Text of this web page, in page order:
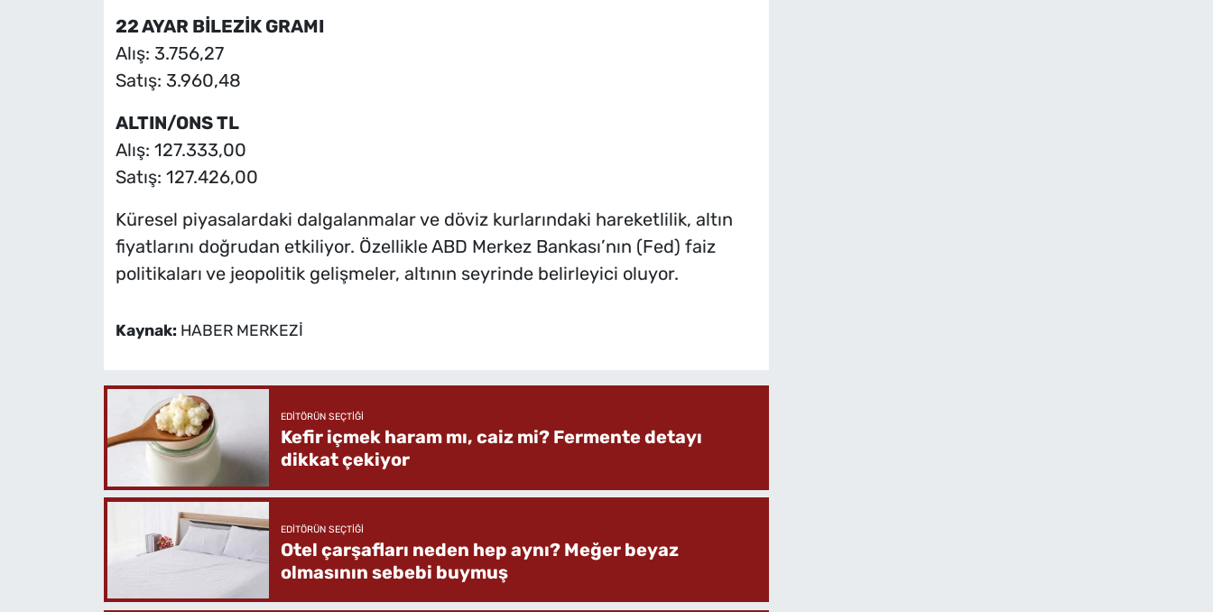
22 AYAR BİLEZİK GRAMI
Alış: 3.756,27
Satış: 3.960,48
ALTIN/ONS TL
Alış: 127.333,00
Satış: 127.426,00
Küresel piyasalardaki dalgalanmalar ve döviz kurlarındaki hareketlilik, altın
fiyatlarını doğrudan etkiliyor. Özellikle ABD Merkez Bankası’nın (Fed) faiz
politikaları ve jeopolitik gelişmeler, altının seyrinde belirleyici oluyor.
Kaynak: HABER MERKEZİ
EDITÖRÜN SEÇTIĞI
Kefir içmek haram mı, caiz mi? Fermente detayı
dikkat çekiyor
EDITÖRÜN SEÇTIĞI
Otel çarşafları neden hep aynı? Meğer beyaz
olmasının sebebi buymuş